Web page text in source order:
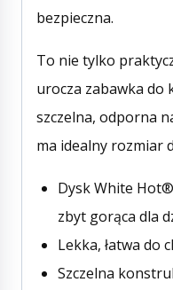
bezpieczna.
To nie tylko
urocza zabawka do
szczelna, odporna
ma idealny rozmiar
Dysk White
zbyt gorąca dla
Lekka, łatwa do
Szczelna